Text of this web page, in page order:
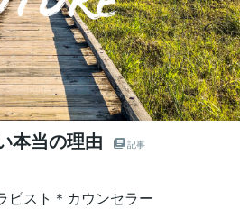
本当の理由 記事
ピスト＊カウンセラー